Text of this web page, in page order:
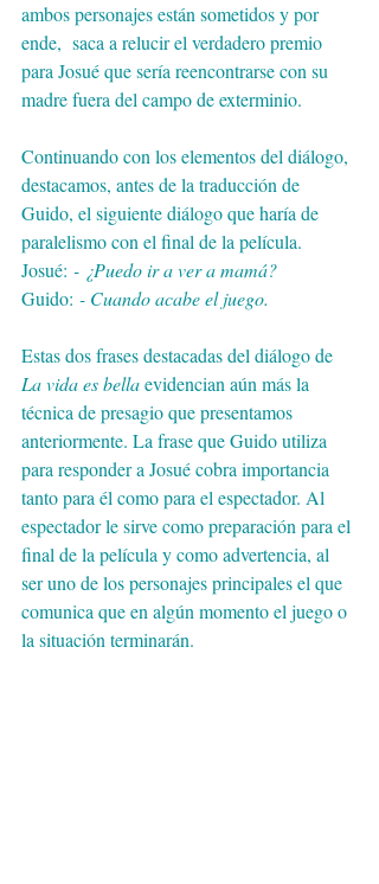
ambos personajes están sometidos y por
ende,  saca a relucir el verdadero premio
para Josué que sería reencontrarse con su
madre fuera del campo de exterminio.
Continuando con los elementos del diálogo,
destacamos, antes de la traducción de
Guido, el siguiente diálogo que haría de
paralelismo con el final de la película.
Josué: - ¿Puedo ir a ver a mamá?
Guido: - Cuando acabe el juego.
Estas dos frases destacadas del diálogo de
La vida es bella evidencian aún más la
técnica de presagio que presentamos
anteriormente. La frase que Guido utiliza
para responder a Josué cobra importancia
tanto para él como para el espectador. Al
espectador le sirve como preparación para el
final de la película y como advertencia, al
ser uno de los personajes principales el que
comunica que en algún momento el juego o
la situación terminarán.